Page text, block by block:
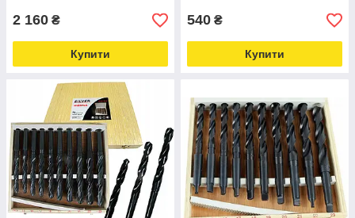
2 160 ₴
Купити
540 ₴
Купити